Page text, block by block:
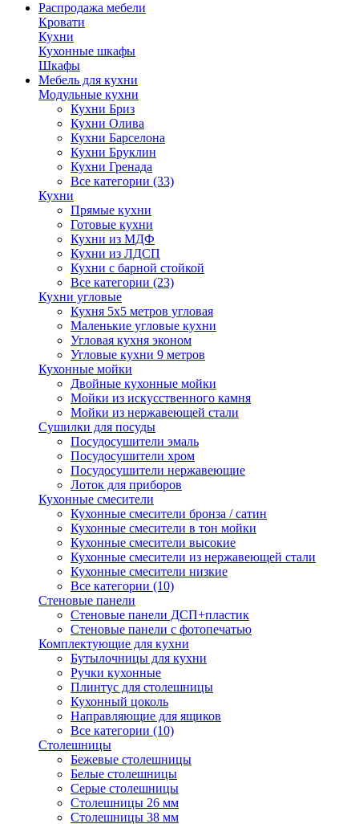
Распродажа мебели
Кровати
Кухни
Кухонные шкафы
Шкафы
Мебель для кухни
Модульные кухни
Кухни Бриз
Кухни Олива
Кухни Барселона
Кухни Бруклин
Кухни Гренада
Все категории (33)
Кухни
Прямые кухни
Готовые кухни
Кухни из МДФ
Кухни из ЛДСП
Кухни с барной стойкой
Все категории (23)
Кухни угловые
Кухня 5х5 метров угловая
Маленькие угловые кухни
Угловая кухня эконом
Угловые кухни 9 метров
Кухонные мойки
Двойные кухонные мойки
Мойки из искусственного камня
Мойки из нержавеющей стали
Сушилки для посуды
Посудосушители эмаль
Посудосушители хром
Посудосушители нержавеющие
Лоток для приборов
Кухонные смесители
Кухонные смесители бронза / сатин
Кухонные смесители в тон мойки
Кухонные смесители высокие
Кухонные смесители из нержавеющей стали
Кухонные смесители низкие
Все категории (10)
Стеновые панели
Стеновые панели ДСП+пластик
Стеновые панели с фотопечатью
Комплектующие для кухни
Бутылочницы для кухни
Ручки кухонные
Плинтус для столешницы
Кухонный цоколь
Направляющие для ящиков
Все категории (10)
Столешницы
Бежевые столешницы
Белые столешницы
Серые столешницы
Столешницы 26 мм
Столешницы 38 мм